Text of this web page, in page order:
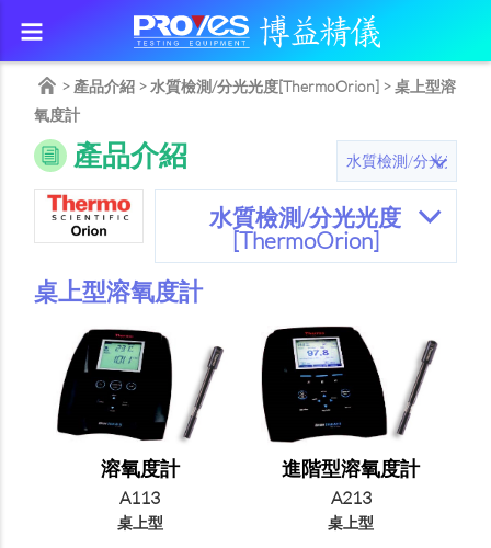
> 產品介紹 > 水質檢測/分光光度[ThermoOrion] >桌上型溶
氧度計
產品介紹
水質檢測/分光光度
[ThermoOrion]
桌上型溶氧度計
溶氧度計
A113
桌上型
進階型溶氧度計
A213
桌上型